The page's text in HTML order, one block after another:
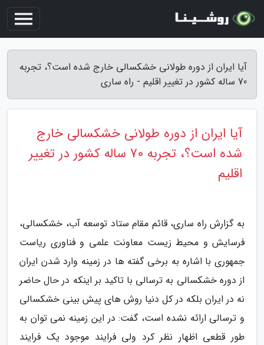
آیا ایران از دوره طولانی خشکسالی خارج شده است؟، تجربه
70 ساله کشور در تغییر اقلیم - راه ساری
آیا ایران از دوره طولانی خشکسالی خارج
شده است؟، تجربه 70 ساله کشور در تغییر
اقلیم
به گزارش راه ساری، قائم مقام ستاد توسعه آب، خشکسالی،
فرسایش و محیط زیست معاونت علمی و فناوری ریاست
جمهوری با اشاره به برخی گفته ها در زمینه وارد شدن ایران
از دوره خشکسالی به ترسالی با تاکید بر اینکه در حال حاضر
نه در ایران بلکه در کل دنیا روش های پیش بینی خشکسالی
و ترسالی ارائه نشده است، گفت: در این زمینه نمی توان به
طور قطعی اظهار نظر کرد ولی فرایند موجود یک فرایند